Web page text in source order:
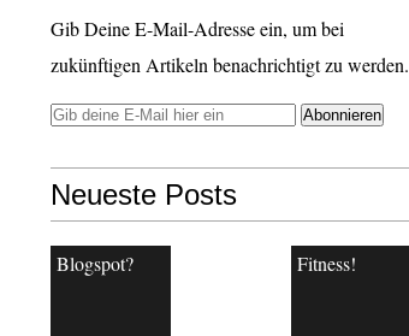
Gib Deine E-Mail-Adresse ein, um bei
zukünftigen Artikeln benachrichtigt zu werden.
Neueste Posts
Blogspot? Fitness!